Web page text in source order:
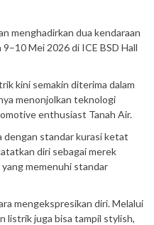
menghadirkan dua kendaraan
Mei 2026 di ICE BSD Hall
kini semakin diterima dalam
menonjolkan teknologi
enthusiast Tanah Air.
dengan standar kurasi ketat
diri sebagai merek
memenuhi standar
mengekspresikan diri. Melalui
listrik juga bisa tampil stylish,